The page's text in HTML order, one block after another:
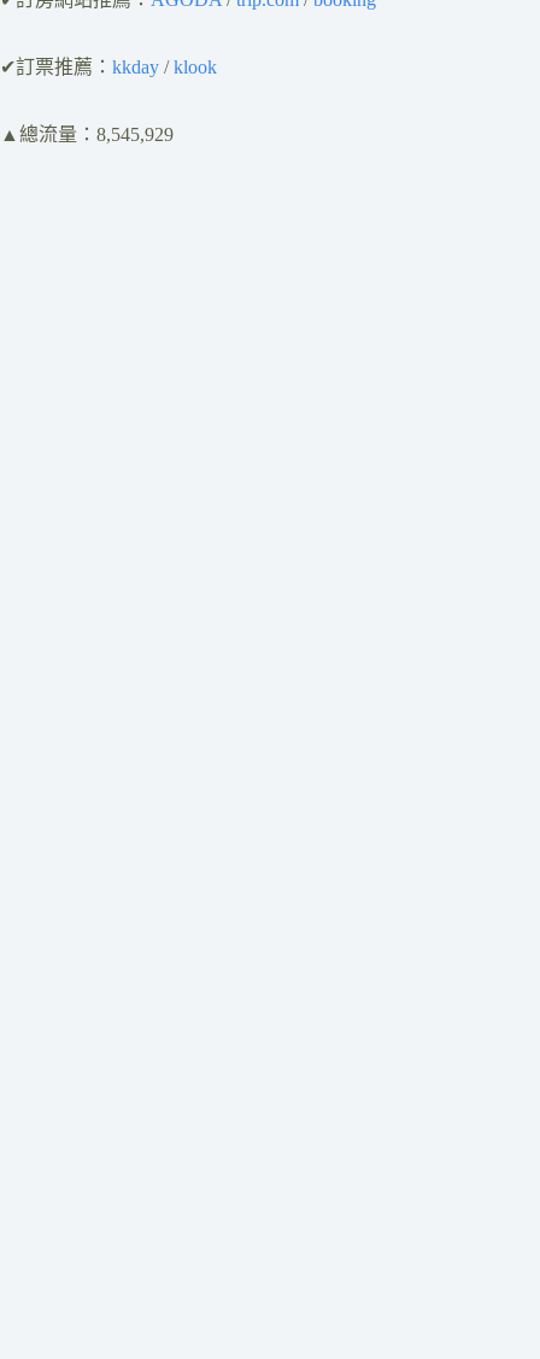
✔訂票推薦： kkday /klook
▲總流量：8,545,929